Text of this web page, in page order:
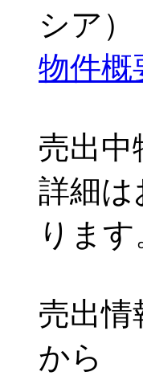
シア）
物件概
売出中
詳細
ります
売出情
から